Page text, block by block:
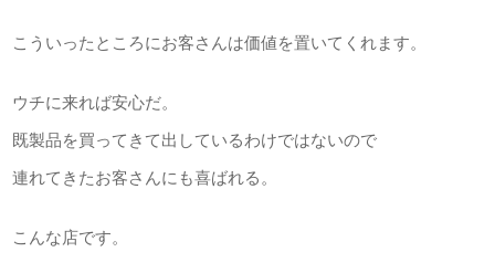
こういったところにお客さんは価値を置いてくれます。
ウチに来れば安心だ。
既製品を買ってきて出しているわけではないので
連れてきたお客さんにも喜ばれる。
こんな店です。